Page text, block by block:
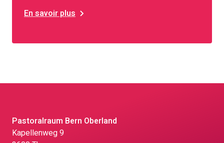
En savoir plus
Pastoralraum Bern Oberland
Kapellenweg 9